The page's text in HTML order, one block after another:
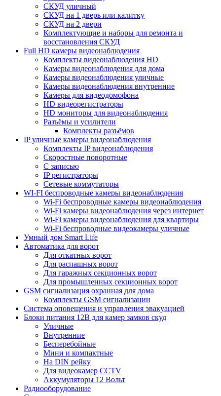
СКУД уличный
СКУД на 1 дверь или калитку
СКУД на 2 двери
Комплектующие и наборы для ремонта и
восстановления СКУД
Full HD камеры видеонаблюдения
Комплекты видеонаблюдения HD
Камеры видеонаблюдения для дома
Камеры видеонаблюдения уличные
Камеры видеонаблюдения внутренние
Камеры для видеодомофона
HD видеорегистраторы
HD мониторы для видеонаблюдения
Разъёмы и усилители
Комплекты разъёмов
IP уличные камеры видеонаблюдения
Комплекты IP видеонаблюдения
Скоростные поворотные
С записью
IP регистраторы
Сетевые коммутаторы
WI-FI беспроводные камеры видеонаблюдения
Wi-Fi беспроводные камеры видеонаблюдения
Wi-Fi камеры видеонаблюдения через интернет
Wi-Fi камеры видеонаблюдения для квартиры
Wi-Fi беспроводные видеокамеры уличные
Умный дом Smart Life
Автоматика для ворот
Для откатных ворот
Для распашных ворот
Для гаражных секционных ворот
Для промышленных секционных ворот
GSM сигнализация охранная для дома
Комплекты GSM сигнализации
Cистема оповещения и управления эвакуацией
Блоки питания 12В для камер замков скуд
Уличные
Внутренние
Бесперебойные
Мини и компактные
На DIN рейку
Для видеокамер CCTV
Аккумуляторы 12 Вольт
Радиооборудование